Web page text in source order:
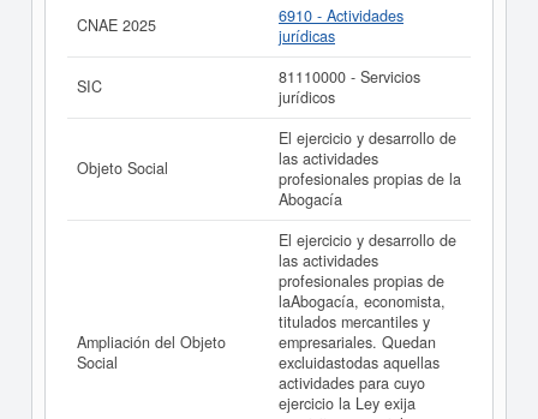
CNAE 2025
6910 - Actividades
jurídicas
SIC
81110000 - Servicios
jurídicos
Objeto Social
El ejercicio y desarrollo de
las actividades
profesionales propias de la
Abogacía
Ampliación del Objeto
Social
El ejercicio y desarrollo de
las actividades
profesionales propias de
laAbogacía, economista,
titulados mercantiles y
empresariales. Quedan
excluidastodas aquellas
actividades para cuyo
ejercicio la Ley exija